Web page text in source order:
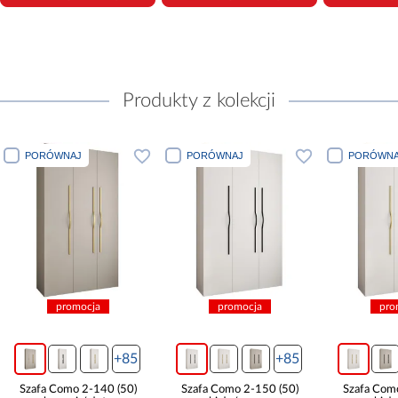
Produkty z kolekcji
PORÓWNAJ
promocja
+85
Szafa Como 2-140 (50)
PORÓWNAJ
promocja
+85
Szafa Como 2-150 (50)
Szafa